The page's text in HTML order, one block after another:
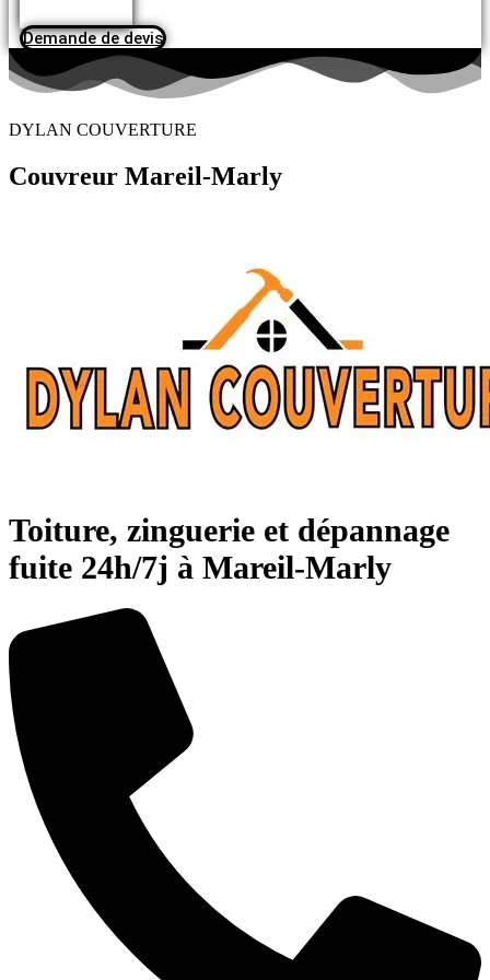
Demande de devis
DYLAN COUVERTURE
Couvreur Mareil-Marly
Toiture, zinguerie et dépannage
fuite 24h/7j à Mareil-Marly